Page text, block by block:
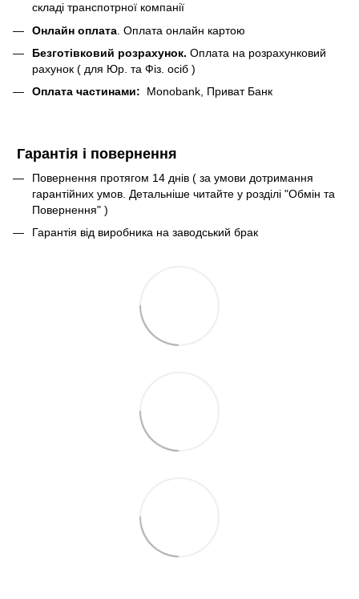
складі транспотрної компанії
Онлайн оплата . Оплата онлайн картою
Безготівковий розрахунок. Оплата на розрахунковий
рахунок ( для Юр. та Фіз. осіб )
Оплата частинами: Monobank, Приват Банк
Гарантія і повернення
Повернення протягом 14 днів ( за умови дотримання
гарантійних умов. Детальніше читайте у розділі "Обмін та
Повернення" )
Гарантія від виробника на заводський брак